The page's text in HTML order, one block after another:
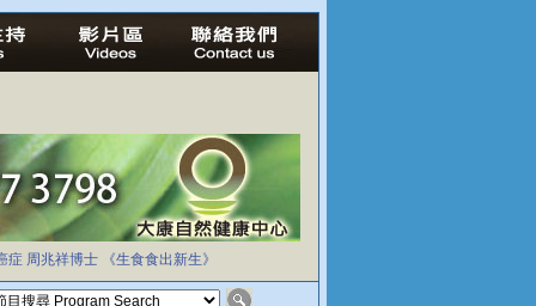
症 周兆祥博士 《生食食出新生》